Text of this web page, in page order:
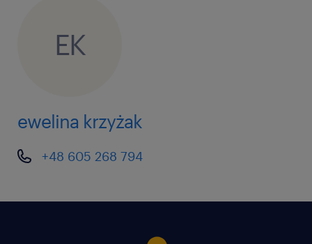
EK
ewelina krzyżak
+48 605 268 794